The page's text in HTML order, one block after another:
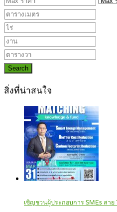
Search
สิ่งที่น่าสนใจ
เชิญชวนผู้ประกอบการ SMEs สาย